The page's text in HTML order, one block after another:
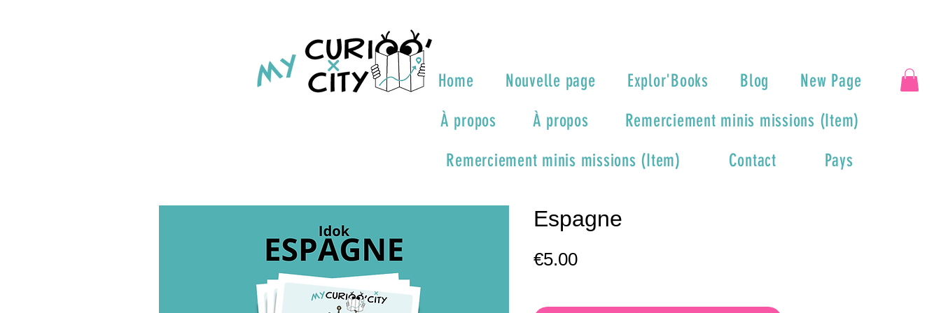
Home Nouvelle page Explor'Books Blog
New Page
À propos
À propos
Remerciement minis missions (Item)
Remerciement minis missions (Item)
Contact Pays
Espagne
€5.00Price